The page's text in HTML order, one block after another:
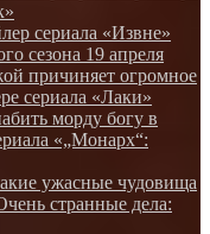
сериала «Извне»
сезона 19 апреля
причиняет огромное
сериала «Лаки»
морду богу в
«„Монарх“:
ужасные чудовища
странные дела: